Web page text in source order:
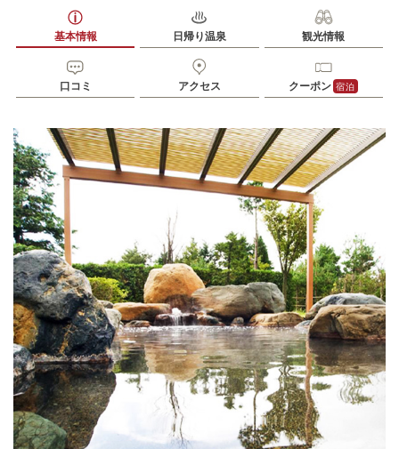
基本情報 日帰り温泉 観光情報
口コミ アクセス クーポン 宿泊